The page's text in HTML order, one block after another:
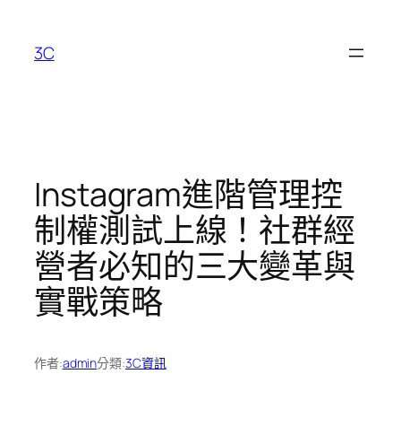
3C
Instagram進階管理控
制權測試上線！社群經
營者必知的三大變革與
實戰策略
作者:admin分類:3C資訊